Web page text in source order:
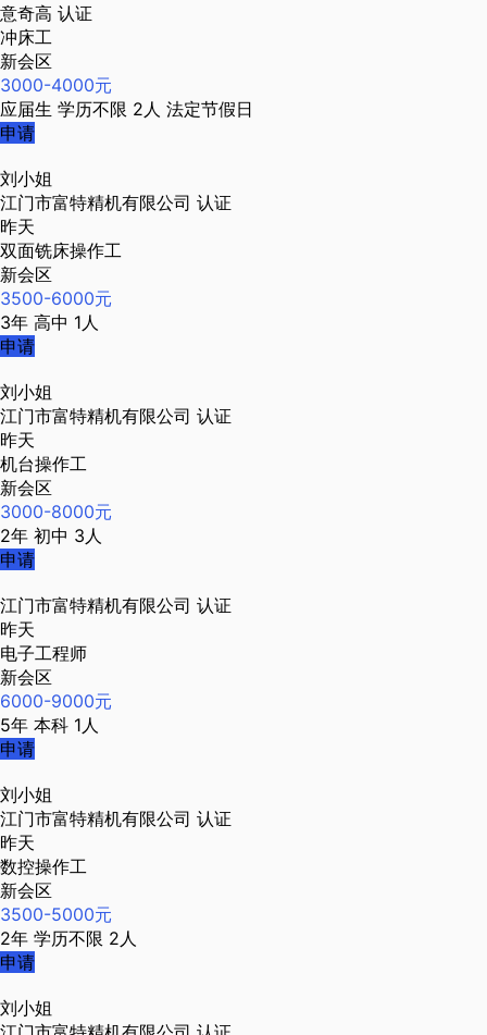
意奇高 认证
冲床工
新会区
3000-4000元
应届生 学历不限 2人 法定节假日
申请
刘小姐
江门市富特精机有限公司 认证
昨天
双面铣床操作工
新会区
3500-6000元
3年 高中 1人
申请
刘小姐
江门市富特精机有限公司 认证
昨天
机台操作工
新会区
3000-8000元
2年 初中 3人
申请
江门市富特精机有限公司 认证
昨天
电子工程师
新会区
6000-9000元
5年 本科 1人
申请
刘小姐
江门市富特精机有限公司 认证
昨天
数控操作工
新会区
3500-5000元
2年 学历不限 2人
申请
刘小姐